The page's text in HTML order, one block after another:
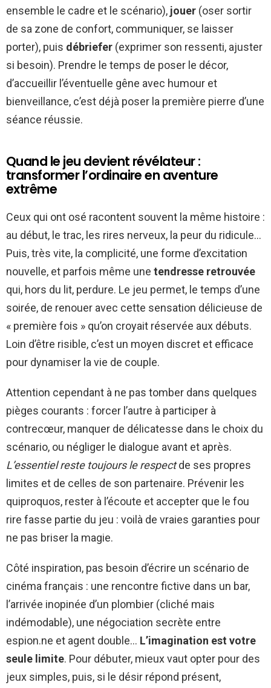
ensemble le cadre et le scénario), jouer (oser sortir
de sa zone de confort, communiquer, se laisser
porter), puis débriefer (exprimer son ressenti, ajuster
si besoin). Prendre le temps de poser le décor,
d’accueillir l’éventuelle gêne avec humour et
bienveillance, c’est déjà poser la première pierre d’une
séance réussie.
Quand le jeu devient révélateur :
transformer l’ordinaire en aventure
extrême
Ceux qui ont osé racontent souvent la même histoire :
au début, le trac, les rires nerveux, la peur du ridicule…
Puis, très vite, la complicité, une forme d’excitation
nouvelle, et parfois même une tendresse retrouvée
qui, hors du lit, perdure. Le jeu permet, le temps d’une
soirée, de renouer avec cette sensation délicieuse de
« première fois » qu’on croyait réservée aux débuts.
Loin d’être risible, c’est un moyen discret et efficace
pour dynamiser la vie de couple.
Attention cependant à ne pas tomber dans quelques
pièges courants : forcer l’autre à participer à
contrecœur, manquer de délicatesse dans le choix du
scénario, ou négliger le dialogue avant et après.
L’essentiel reste toujours le respectde ses propres
limites et de celles de son partenaire. Prévenir les
quiproquos, rester à l’écoute et accepter que le fou
rire fasse partie du jeu : voilà de vraies garanties pour
ne pas briser la magie.
Côté inspiration, pas besoin d’écrire un scénario de
cinéma français : une rencontre fictive dans un bar,
l’arrivée inopinée d’un plombier (cliché mais
indémodable), une négociation secrète entre
espion.ne et agent double… L’imagination est votre
seule limite. Pour débuter, mieux vaut opter pour des
jeux simples, puis, si le désir répond présent,